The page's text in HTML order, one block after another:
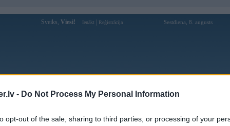
- Do Not Process My Personal Information
opt-out of the sale, sharing to third parties, or processing of your
Sveiks, Viesi! Ienākt Reģistrācija Sestdiena, 8. augusts
Forums Galerijas Reģistrācija Lietotāji
Lietotāja bashmakk profils